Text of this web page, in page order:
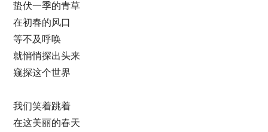
蛰伏一季的青草
在初春的风口
等不及呼唤
就悄悄探出头来
窥探这个世界
我们笑着跳着
在这美丽的春天